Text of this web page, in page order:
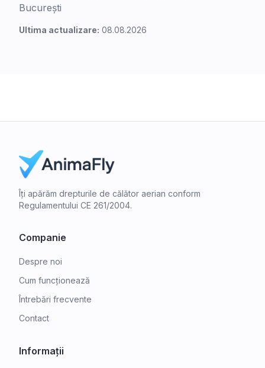
București
Ultima actualizare: 08.08.2026
Îți apărăm drepturile de călător aerian conform
Regulamentului CE 261/2004.
Companie
Despre noi
Cum funcționează
Întrebări frecvente
Contact
Informații